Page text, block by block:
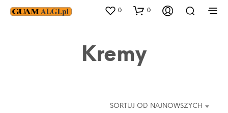
0 0
Kremy
SORTUJ OD NAJNOWSZYCH